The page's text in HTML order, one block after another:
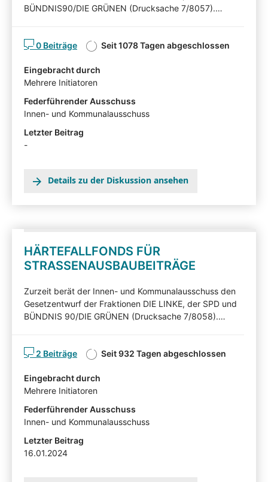
BÜNDNIS90/DIE GRÜNEN (Drucksache 7/8057).
Sachverständigen, Interessensvertretern und anderen
Anhörungsverfahrens eingereichten Stellungnahmen
können mit Zustimmung der Anzuhörenden hier in der
Beteiligtentransparenzdokumentation eingesehen
werden.
0 Beiträge Seit 1078 Tagen abgeschlossen
Eingebracht durch
Mehrere Initiatoren
Federführender Ausschuss
Innen- und Kommunalausschuss
Letzter Beitrag
-
Details zu der Diskussion ansehen
HÄRTEFALLFONDS FÜR
STRASSENAUSBAUBEITRÄGE
Zurzeit berät der Innen- und Kommunalausschuss den
Gesetzentwurf der Fraktionen DIE LINKE, der SPD und
BÜNDNIS 90/DIE GRÜNEN (Drucksache 7/8058).
Ihren Erläuterungen oder Ihrer Kritik können Sie Einfluss
nehmen und auf Ihnen wichtige Gesichtspunkte
hinweisen. Die von Sachverständigen,
Interessensvertretern und anderen Auskunftspersonen
im Rahmen eines Anhörungsverfahrens eingereichten
Anzuhörenden hier in der
Beteiligtentransparenzdokumentation eingesehen
2 Beiträge Seit 932 Tagen abgeschlossen
Eingebracht durch
Mehrere Initiatoren
Federführender Ausschuss
Innen- und Kommunalausschuss
Letzter Beitrag
16.01.2024